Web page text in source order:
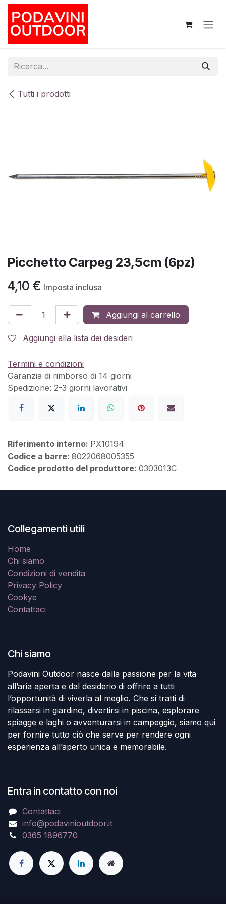
Passa al contenuto
Tutti i prodotti
Picchetto Carpeg 23,5cm (6pz)
4,10 € Imposta inclusa
Aggiungi al carrello
Aggiungi alla lista dei desideri
Termini e condizioni
Garanzia di rimborso di 14 giorni
Spedizione: 2-3 giorni lavorativi
Riferimento interno: PX10194
Codice a barre: 8022068005355
Codice prodotto del produttore: 0303013C
Collegamenti utili
Home
Chi siamo
Condizioni di vendita
Privacy Policy
Cookye
Contattaci
Chi siamo
Podavini Outdoor nasce dalla passione per la vita
all’aria aperta e dal desiderio di offrire a tutti
l’opportunità di viverla al meglio. Che si tratti di
rilassarsi in giardino, divertirsi in piscina, esplorare
spiagge e laghi o avventurarsi in campeggio, siamo qui
per fornire tutto ciò che serve per rendere ogni
esperienza all’aperto unica e memorabile.
Entra in contatto con noi
Contattaci
info@podavinioutdoor.it
0365 1896770